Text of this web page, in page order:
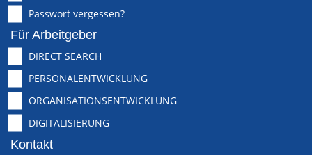
Passwort vergessen?
Für Arbeitgeber
DIRECT SEARCH
PERSONALENTWICKLUNG
ORGANISATIONSENTWICKLUNG
DIGITALISIERUNG
Kontakt